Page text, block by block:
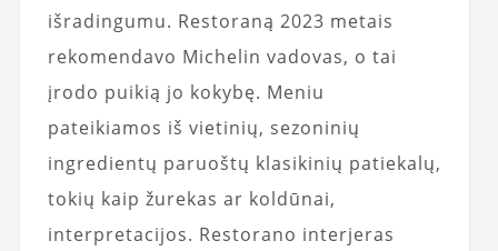
išradingumu. Restoraną 2023 metais
rekomendavo Michelin vadovas, o tai
įrodo puikią jo kokybę. Meniu
pateikiamos iš vietinių, sezoninių
ingredientų paruoštų klasikinių patiekalų,
tokių kaip žurekas ar koldūnai,
interpretacijos. Restorano interjeras